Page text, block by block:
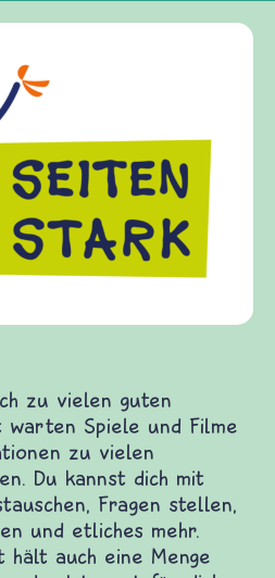
Dort
zu vielen
anderen Kindern
frieden-fragen.de ist
Kinder, Eltern und
Fragen von Krieg
Gewalt informiert
diesem
fragen.de bietet
und Frieden, Streit